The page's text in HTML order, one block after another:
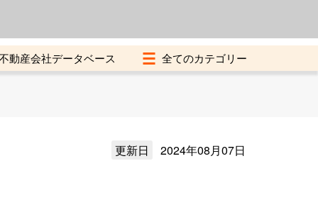
動産会社データベース
更新日 2024年08月07日